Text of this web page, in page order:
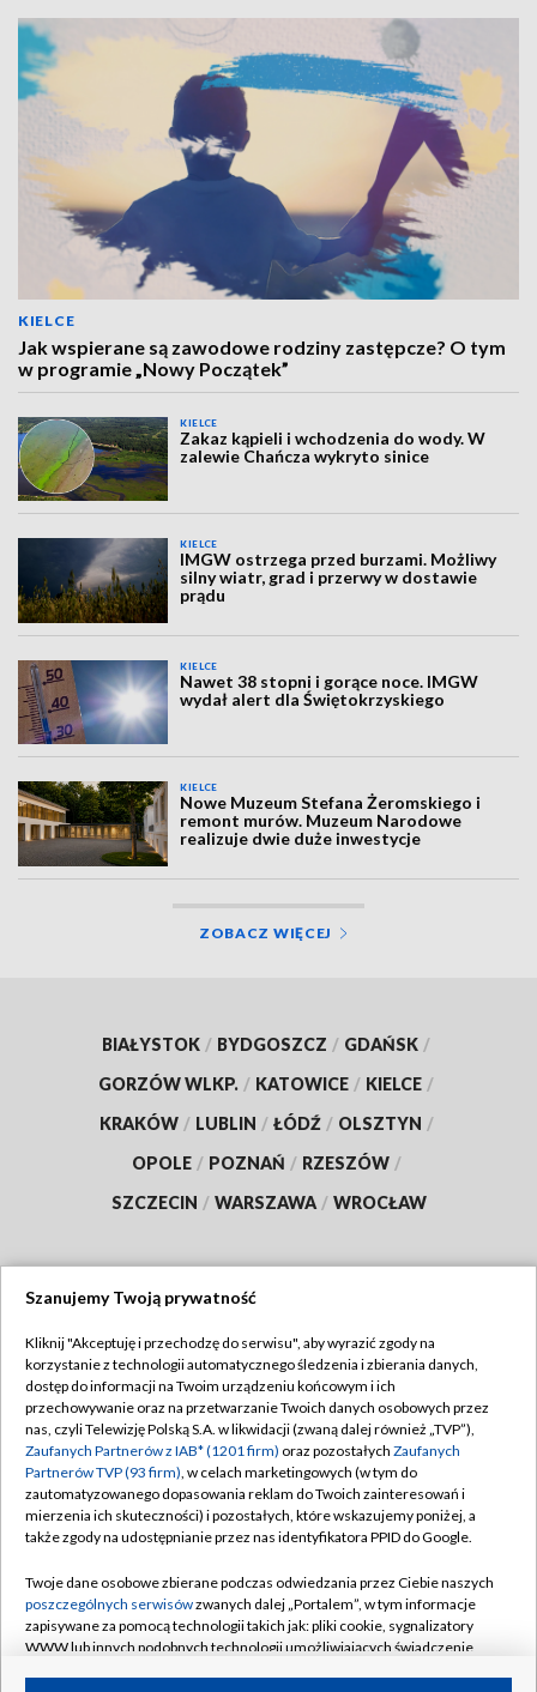
KIELCE
Jak wspierane są zawodowe rodziny zastępcze? O tym
w programie „Nowy Początek”
KIELCE
Zakaz kąpieli i wchodzenia do wody. W
zalewie Chańcza wykryto sinice
KIELCE
IMGW ostrzega przed burzami. Możliwy
silny wiatr, grad i przerwy w dostawie
prądu
KIELCE
Nawet 38 stopni i gorące noce. IMGW
wydał alert dla Świętokrzyskiego
KIELCE
Nowe Muzeum Stefana Żeromskiego i
remont murów. Muzeum Narodowe
realizuje dwie duże inwestycje
ZOBACZ WIĘCEJ
BIAŁYSTOK / BYDGOSZCZ / GDAŃSK /
GORZÓW WLKP. / KATOWICE / KIELCE /
KRAKÓW / LUBLIN / ŁÓDŹ / OLSZTYN /
OPOLE / POZNAŃ / RZESZÓW /
SZCZECIN / WARSZAWA / WROCŁAW
TVP
Abonament TVP
Emisja w TVP
Centrum informacji TVP
Naziemna Telewizja Cyfrowa
Rada Programowa
System NOS
Informacje o nadawcy
Regulamin TVP
Polityka prywatności
Moje zgody
Pomoc
Kontakt
Kanały
Szanujemy Twoją prywatność
Kliknij "Akceptuję i przechodzę do serwisu", aby wyrazić zgody na
korzystanie z technologii automatycznego śledzenia i zbierania danych,
dostęp do informacji na Twoim urządzeniu końcowym i ich
przechowywanie oraz na przetwarzanie Twoich danych osobowych przez
nas, czyli Telewizję Polską S.A. w likwidacji (zwaną dalej również „TVP”),
Zaufanych Partnerów z IAB* (1201 firm) oraz pozostałych Zaufanych
Partnerów TVP (93 firm), w celach marketingowych (w tym do
zautomatyzowanego dopasowania reklam do Twoich zainteresowań i
mierzenia ich skuteczności) i pozostałych, które wskazujemy poniżej, a
także zgody na udostępnianie przez nas identyfikatora PPID do Google.
Twoje dane osobowe zbierane podczas odwiedzania przez Ciebie naszych
poszczególnych serwisówzwanych dalej „Portalem”, w tym informacje
zapisywane za pomocą technologii takich jak: pliki cookie, sygnalizatory
WWW lub innych podobnych technologii umożliwiających świadczenie